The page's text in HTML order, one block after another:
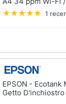
1
EPSON - Ecotank
Getto